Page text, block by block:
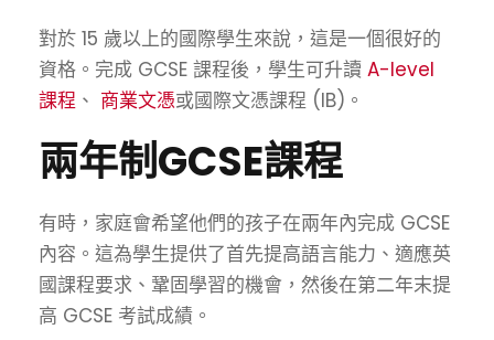
對於 15 歲以上的國際學生來說，這是一個很好的
資格。完成 GCSE 課程後，學生可升讀 A-level
課程 、 商業文憑或國際文憑課程 (IB)。
兩年制GCSE課程
有時，家庭會希望他們的孩子在兩年內完成 GCSE
內容。這為學生提供了首先提高語言能力、適應英
國課程要求、鞏固學習的機會，然後在第二年末提
高 GCSE 考試成績。